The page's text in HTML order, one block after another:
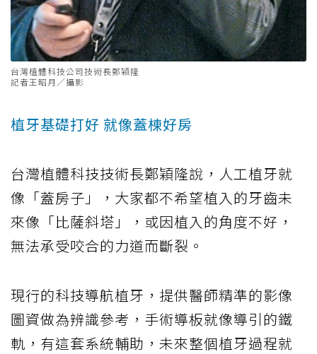
台灣植體科技公司技術長鄭穎隆
記者王昭月／攝影
植牙基礎打好 就像蓋棟好房
台灣植體科技技術長鄭穎隆說，人工植牙就
像「蓋房子」，大家都不希望植入的牙齒未
來像「比薩斜塔」，或因植入的角度不好，
無法承受咬合的力道而斷裂。
現行的科技導航植牙，提供醫師精準的影像
圖資做為辨識參考，手術導板就像導引的鐵
軌，有這套系統輔助，未來整個植牙過程就